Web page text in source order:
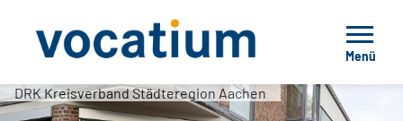
Menü
DRK Kreisverband Städteregion Aachen